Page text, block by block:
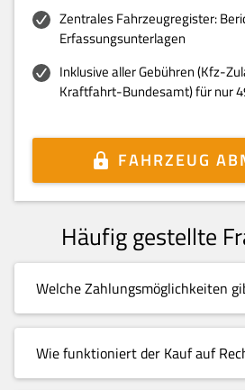
Zentrales Fahrzeugregister:
Erfassungsunterlagen
Inklusive aller Gebühren (Kfz-
Kraftfahrt-Bundesamt) für nur
FAHRZEUG
Häufig gestellte
Welche Zahlungsmöglichkeiten
Wie funktioniert der Kauf auf